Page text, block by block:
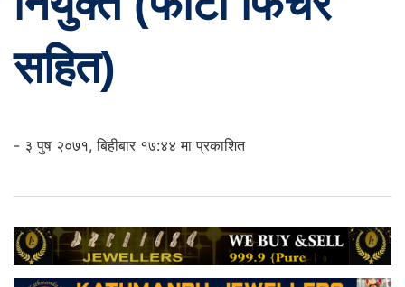
सहित)
- ३ पुष २०७१, बिहीबार १७:४४ मा प्रकाशित